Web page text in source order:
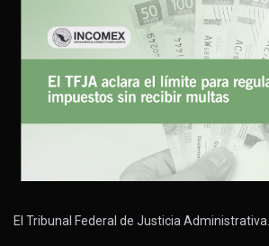
El Tribunal Federal de Justicia Administrativa…